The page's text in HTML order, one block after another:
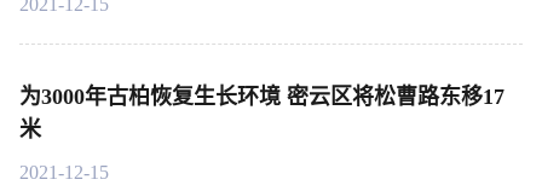
2021-12-15
为3000年古柏恢复生长环境 密云区将松曹路东移17
米
2021-12-15